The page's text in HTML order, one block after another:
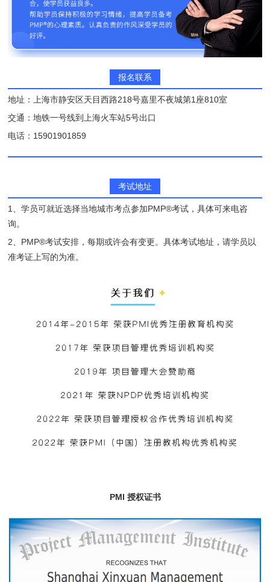
报名联系
地址：上海市静安区天目西路218号嘉里不夜城第1座810室
交通：地铁一号线到上海火车站5号出口
电话：15901901859
考试地址
1、学员可就近选择当地城市考点参加PMP®考试，具体可来电咨
询。
2、PMP®考试安排，每期或许会有变更。具体考试地址，请学员以
准考证上写的为准。
PMI 授权证书